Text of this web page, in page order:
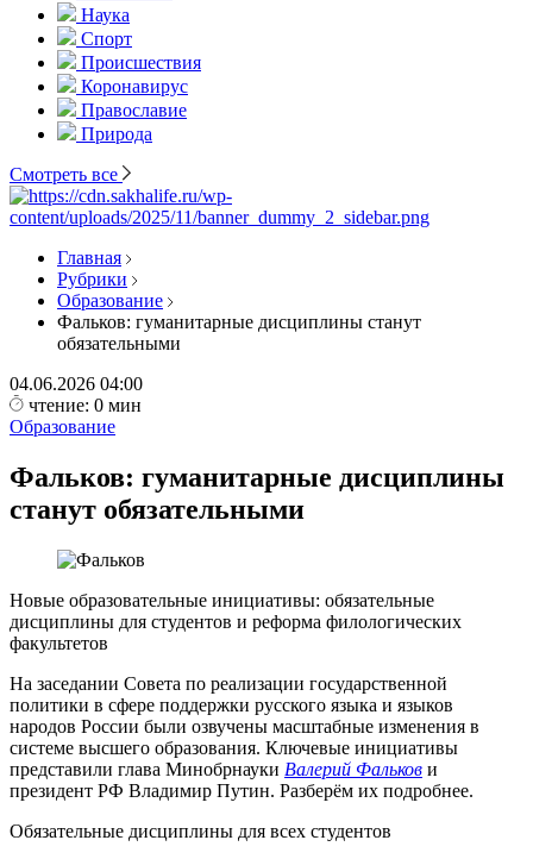
Наука
Спорт
Происшествия
Коронавирус
Православие
Природа
Смотреть все
Главная
Рубрики
Образование
Фальков: гуманитарные дисциплины станут
обязательными
04.06.2026 04:00
чтение: 0 мин
Образование
Фальков: гуманитарные дисциплины
станут обязательными
Новые образовательные инициативы: обязательные
дисциплины для студентов и реформа филологических
факультетов
На заседании Совета по реализации государственной
политики в сфере поддержки русского языка и языков
народов России были озвучены масштабные изменения в
системе высшего образования. Ключевые инициативы
представили глава Минобрнауки Валерий Фальков и
президент РФ Владимир Путин. Разберём их подробнее.
Обязательные дисциплины для всех студентов